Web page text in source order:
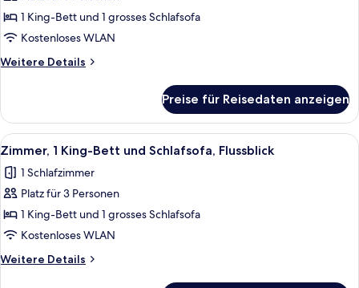
1 King-
Bett
und
Schlafsofa
1 King-Bett und 1 grosses Schlafsofa
Kostenloses WLAN
Weitere Details
Weitere
1 King-
Bett
und
Preise für Reisedaten anzeigen
Alle
Fotos
für
Zimmer,
1 King-
Bett
und
Schlafsofa,
Ein Hotelzimmer mit einem großen
6
Zimmer, 1 King-Bett und Schlafsofa, Flussblick
1 Schlafzimmer
Platz für 3 Personen
1 King-Bett und 1 grosses Schlafsofa
Kostenloses WLAN
Weitere Details
Weitere